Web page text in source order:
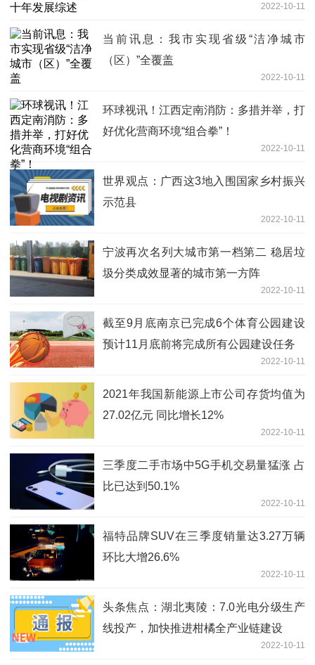
2022-10-11
当前讯息：我市实现省级“洁净城市
（区）”全覆盖
2022-10-11
环球视讯！江西定南消防：多措并举，打
好优化营商环境“组合拳”！
2022-10-11
世界观点：广西这3地入围国家乡村振兴
示范县
2022-10-11
宁波再次名列大城市第一档第二 稳居垃
圾分类成效显著的城市第一方阵
2022-10-11
截至9月底南京已完成6个体育公园建设
预计11月底前将完成所有公园建设任务
2022-10-11
2021年我国新能源上市公司存货均值为
27.02亿元 同比增长12%
2022-10-11
三季度二手市场中5G手机交易量猛涨 占
比已达到50.1%
2022-10-11
福特品牌SUV在三季度销量达3.27万辆
环比大增26.6%
2022-10-11
头条焦点：湖北夷陵：7.0光电分级生产
线投产，加快推进柑橘全产业链建设
2022-10-11